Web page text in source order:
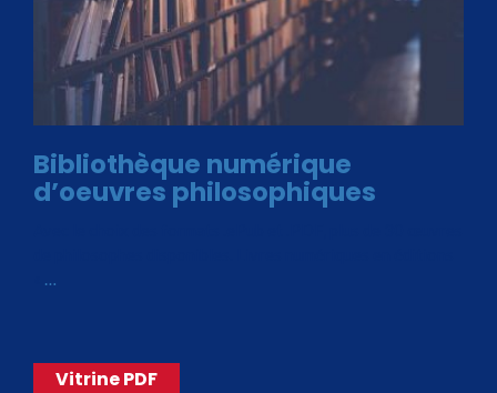
Bibliothèque numérique
d’oeuvres philosophiques
…
Vitrine PDF